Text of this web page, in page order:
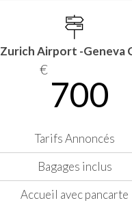
Zurich Airport -Geneva
€
700
Tarifs Annoncés
Bagages inclus
Accueil avec pancarte